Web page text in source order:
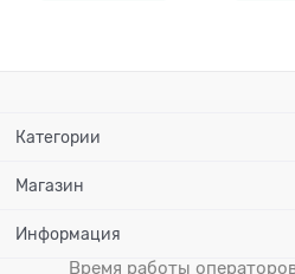
Категории
Магазин
Информация
Время работы